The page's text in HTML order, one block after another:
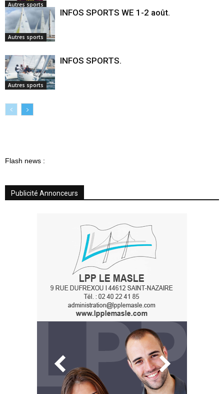
Autres sports
Autres sports
INFOS SPORTS WE 1-2 août.
Autres sports
INFOS SPORTS.
Flash news :
Publicité Annonceurs